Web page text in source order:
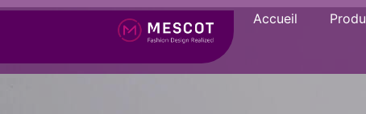
Accueil